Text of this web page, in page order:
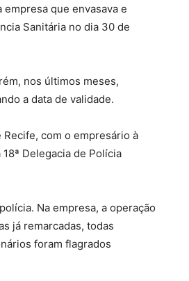
que envasava e
Sanitária no dia 30 de
nos últimos meses,
a data de validade.
Recife, com o empresário à
Delegacia de Polícia
Na empresa, a operação
já remarcadas, todas
foram flagrados